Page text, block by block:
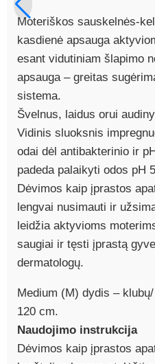
Moteriškos sauskelnės-
kasdienė apsauga
esant vidutiniam šlapimo
apsauga – greitas
sistema.
Švelnus, laidus orui
Vidinis sluoksnis
odai dėl antibakterinio ir
padeda palaikyti odos pH
Dėvimos kaip įprastos
lengvai nusimauti ir
leidžia aktyvioms
saugiai ir tęsti įprastą
dermatologų.
Medium (M) dydis –
120 cm.
Naudojimo instrukcija
Dėvimos kaip įprastos